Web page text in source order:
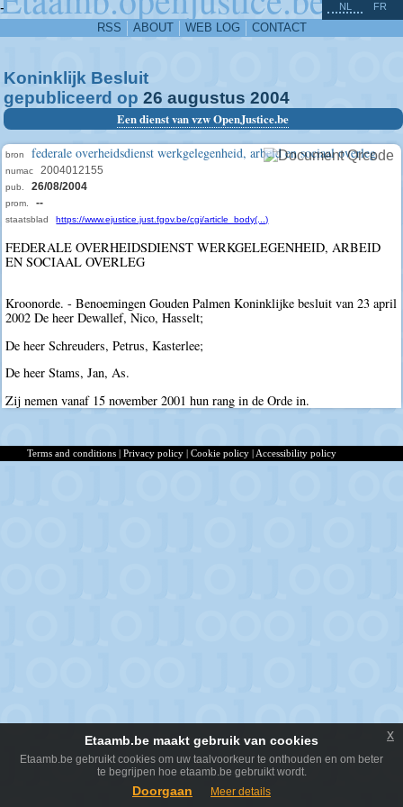
-
RSS ABOUT WEB LOG CONTACT
NL FR
Koninklijk Besluit
gepubliceerd op 26 augustus 2004
Een dienst van vzw OpenJustice.be
bron federale overheidsdienst werkgelegenheid, arbeid en sociaal overleg
numac 2004012155
pub. 26/08/2004
prom. --
staatsblad https://www.ejustice.just.fgov.be/cgi/article_body(...)
FEDERALE OVERHEIDSDIENST WERKGELEGENHEID, ARBEID
EN SOCIAAL OVERLEG
Kroonorde. - Benoemingen Gouden Palmen Koninklijke besluit van 23 april
2002 De heer Dewallef, Nico, Hasselt;
De heer Schreuders, Petrus, Kasterlee;
De heer Stams, Jan, As.
Zij nemen vanaf 15 november 2001 hun rang in de Orde in.
^
Terms and conditions | Privacy policy | Cookie policy | Accessibility policy
Etaamb.be maakt gebruik van cookies
Etaamb.be gebruikt cookies om uw taalvoorkeur te onthouden en om beter
te begrijpen hoe etaamb.be gebruikt wordt.
Doorgaan Meer details
x